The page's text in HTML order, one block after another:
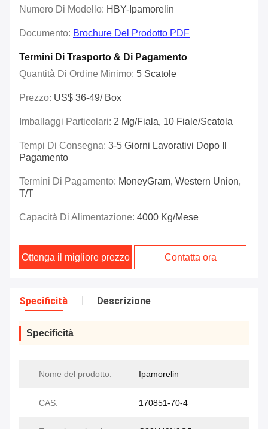
Numero Di Modello: HBY-Ipamorelin
Documento: Brochure Del Prodotto PDF
Termini Di Trasporto & Di Pagamento
Quantità Di Ordine Minimo: 5 Scatole
Prezzo: US$ 36-49/ Box
Imballaggi Particolari: 2 Mg/fiala, 10 Fiale/scatola
Tempi Di Consegna: 3-5 Giorni Lavorativi Dopo Il
Pagamento
Termini Di Pagamento: MoneyGram, Western Union,
T/T
Capacità Di Alimentazione: 4000 Kg/mese
Ottenga il migliore prezzo Contatta ora
Specificità Descrizione
Specificità
Nome del prodotto: Ipamorelin
CAS: 170851-70-4